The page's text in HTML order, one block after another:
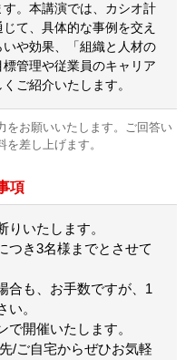
。本講演では、カシオ計
て、具体的な事例を交え
や効果、「組織と人材の
管理や従業員のキャリア
ご紹介いたします。
お願いいたします。ご回答い
差し上げます。
項
いたします。
つき3名様までとさせて
合も、お手数ですが、1
。
開催いたします。
/ご自宅からぜひお気軽